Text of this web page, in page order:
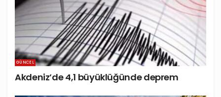
GÜNCEL
Akdeniz’de 4,1 büyüklüğünde deprem